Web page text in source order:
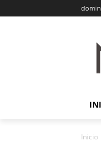
Inicio